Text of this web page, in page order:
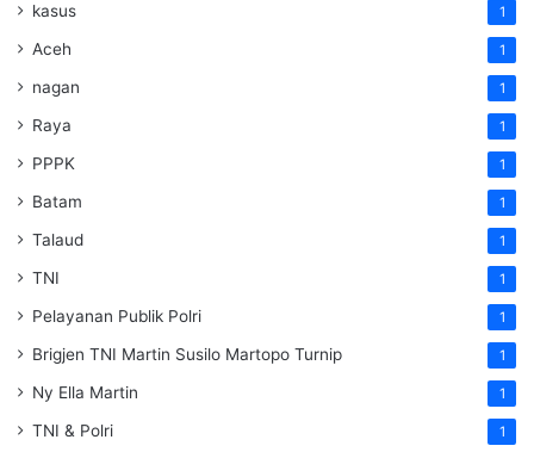
kasus 1
Aceh 1
nagan 1
Raya 1
PPPK 1
Batam 1
Talaud 1
TNI 1
Pelayanan Publik Polri 1
Brigjen TNI Martin Susilo Martopo Turnip 1
Ny Ella Martin 1
TNI & Polri 1